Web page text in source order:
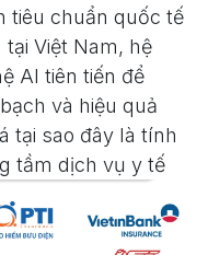
tiêu chuẩn quốc tế
Việt Nam, hệ
AI tiên tiến để
và hiệu quả
tại sao đây là tính
tầm dịch vụ y tế